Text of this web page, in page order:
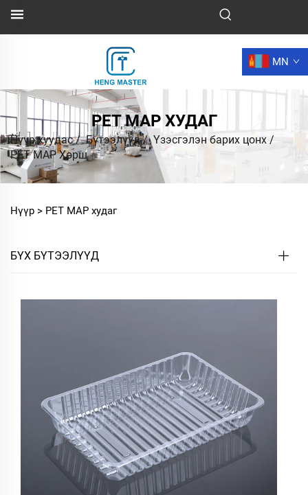
MN
PET MAP ХУДАГ
Нүүр хуудас/Бүтээлүүд/Үзэсгэлэн барих цонх /
PET MAP Хөрш
Нүүр > PET MAP худаг
БҮХ БҮТЭЭЛҮҮД